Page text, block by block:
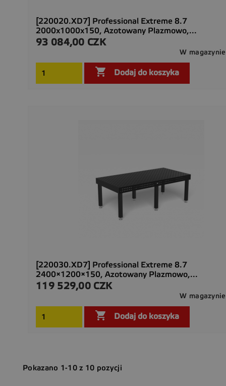
[220020.XD7] Professional Extreme 8.7
2000x1000x150, Azotowany Plazmowo,...
Cena
93 084,00 CZK
W magazynie
 Dodaj do koszyka
[220030.XD7] Professional Extreme 8.7
2400×1200×150, Azotowany Plazmowo,...
Cena
119 529,00 CZK
W magazynie
 Dodaj do koszyka
Pokazano 1-10 z 10 pozycji